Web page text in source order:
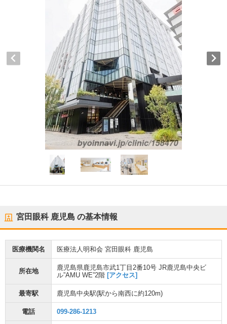
宮田眼科 鹿児島 の基本情報
医療機関名 医療法人明和会 宮田眼科 鹿児島
所在地
鹿児島県鹿児島市武1丁目2番10号 JR鹿児島中央ビ
ル”AMU WE”2階 [アクセス]
最寄駅 鹿児島中央駅(駅から南西に約120m)
電話 099-286-1213